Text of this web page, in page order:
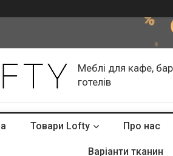
Меблі для кафе,
готелів
Товари Lofty Про нас
Варіанти тканин